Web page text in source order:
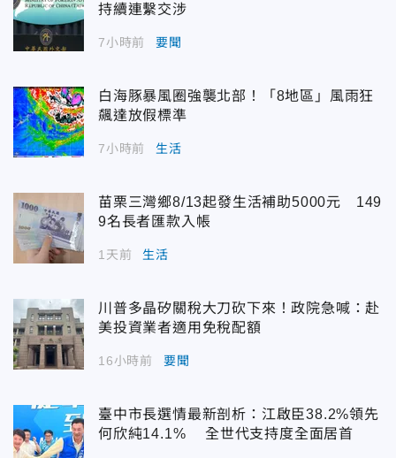
持續連繫交涉
7小時前 要聞
白海豚暴風圈強襲北部！「8地區」風雨狂
飆達放假標準
7小時前 生活
苗栗三灣鄉8/13起發生活補助5000元 149
9名長者匯款入帳
1天前 生活
川普多晶矽關稅大刀砍下來！政院急喊：赴
美投資業者適用免稅配額
16小時前 要聞
臺中市長選情最新剖析：江啟臣38.2%領先
何欣純14.1% 全世代支持度全面居首